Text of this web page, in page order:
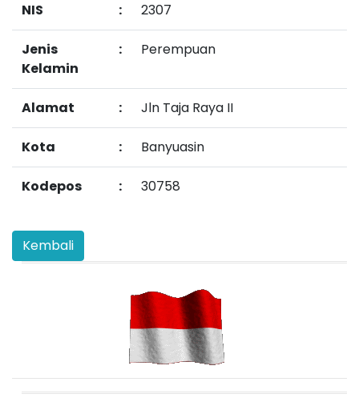
NIS : 2307
Jenis
Kelamin
: Perempuan
Alamat : Jln Taja Raya II
Kota : Banyuasin
Kodepos : 30758